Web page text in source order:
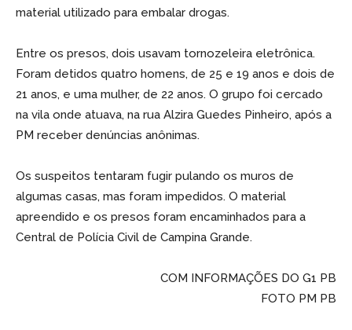
material utilizado para embalar drogas.
Entre os presos, dois usavam tornozeleira eletrônica.
Foram detidos quatro homens, de 25 e 19 anos e dois de
21 anos, e uma mulher, de 22 anos. O grupo foi cercado
na vila onde atuava, na rua Alzira Guedes Pinheiro, após a
PM receber denúncias anônimas.
Os suspeitos tentaram fugir pulando os muros de
algumas casas, mas foram impedidos. O material
apreendido e os presos foram encaminhados para a
Central de Polícia Civil de Campina Grande.
COM INFORMAÇÕES DO G1 PB
FOTO PM PB